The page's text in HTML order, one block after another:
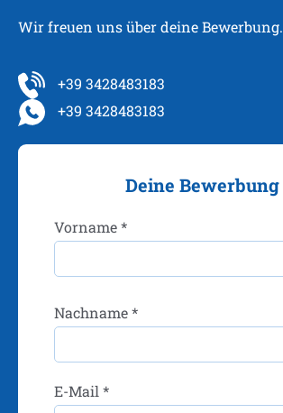
Deine Bewerbung
Vorname *
Nachname *
E-Mail *
Wir freuen uns über deine Bewerbung.
+39 3428483183
+39 3428483183